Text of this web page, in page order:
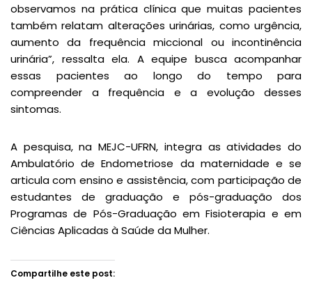
observamos na prática clínica que muitas pacientes
também relatam alterações urinárias, como urgência,
aumento da frequência miccional ou incontinência
urinária”, ressalta ela. A equipe busca acompanhar
essas pacientes ao longo do tempo para
compreender a frequência e a evolução desses
sintomas.
A pesquisa, na MEJC-UFRN, integra as atividades do
Ambulatório de Endometriose da maternidade e se
articula com ensino e assistência, com participação de
estudantes de graduação e pós-graduação dos
Programas de Pós-Graduação em Fisioterapia e em
Ciências Aplicadas à Saúde da Mulher.
Compartilhe este post: